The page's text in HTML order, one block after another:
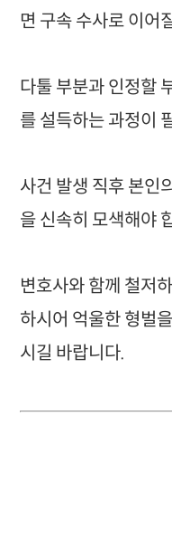
면 구속 수사로 이어
다툴 부분과 인정할
를 설득하는 과정이
사건 발생 직후 본인
을 신속히 모색해야
변호사와 함께 철저
하시어 억울한 형벌
시길 바랍니다.